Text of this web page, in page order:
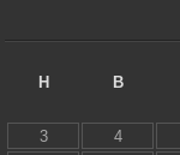
H
B
3
4